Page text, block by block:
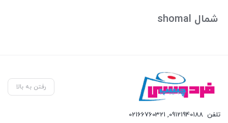
شمال shomal
رفتن به بالا
تلفن 09121940188
,
02166760321